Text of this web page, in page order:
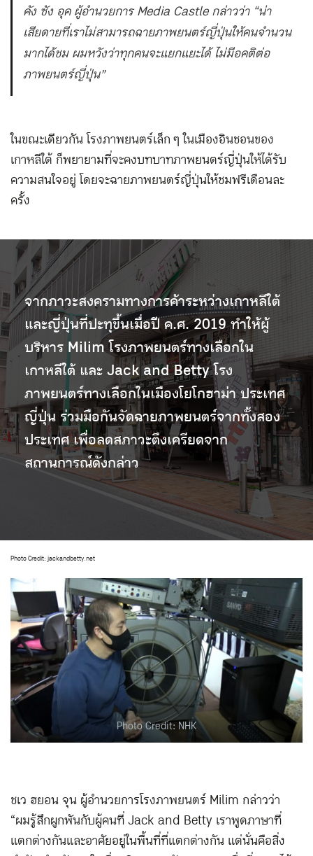
คัง ซัง อุค ผู้อำนวยการ Media Castle กล่าวว่า “น่า
เสียดายที่เราไม่สามารถฉายภาพยนตร์ญี่ปุ่นให้คนจำนวน
มากได้ชม ผมหวังว่าทุกคนจะแยกแยะได้ ไม่มีอคติต่อ
ภาพยนตร์ญี่ปุ่น”
ในขณะเดียวกัน โรงภาพยนตร์เล็ก ๆ ในเมืองอินชอนของ
เกาหลีใต้ ก็พยายามที่จะคงบทบาทภาพยนตร์ญี่ปุ่นให้ได้รับ
ความสนใจอยู่ โดยจะฉายภาพยนตร์ญี่ปุ่นให้ชมฟรีเดือนละ
ครั้ง
จากภาวะสงครามทางการค้าระหว่างเกาหลีใต้
และญี่ปุ่นที่ปะทุขึ้นเมื่อปี ค.ศ. 2019 ทำให้ผู้
บริหาร Milim โรงภาพยนตร์ทางเลือกใน
เกาหลีใต้ และ Jack and Betty โรง
ภาพยนตร์ทางเลือกในเมืองโยโกฮาม่า ประเทศ
ญี่ปุ่น ร่วมมือกันจัดฉายภาพยนตร์จากทั้งสอง
ประเทศ เพื่อลดสภาวะตึงเครียดจาก
สถานการณ์ดังกล่าว
Photo Credit: jackandbetty.net
Photo Credit: NHK
ชเว ฮยอน จุน ผู้อำนวยการโรงภาพยนตร์ Milim กล่าวว่า
“ผมรู้สึกผูกพันกับผู้คนที่ Jack and Betty เราพูดภาษาที่
แตกต่างกันและอาศัยอยู่ในพื้นที่ที่แตกต่างกัน แต่นั่นคือสิ่ง